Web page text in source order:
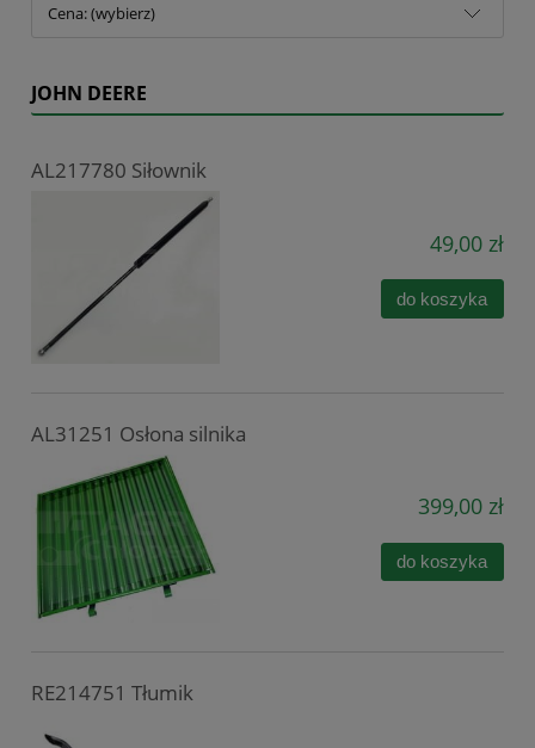
Cena: (wybierz)
JOHN DEERE
AL217780 Siłownik
49,00 zł
do koszyka
AL31251 Osłona silnika
399,00 zł
do koszyka
RE214751 Tłumik